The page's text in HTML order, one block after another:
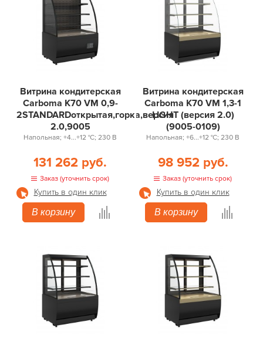
Витрина кондитерская
Carboma K70 VM 0,9-
2STANDARDоткрытая,горка,версия
2.0,9005
Напольная; +4...+12 °С; 230 В
131 262 руб.
Заказ (уточнить срок)
Купить в один клик
В корзину
Витрина кондитерская
Carboma K70 VM 1,3-1
LIGHT (версия 2.0)
(9005-0109)
Напольная; +6...+12 °С; 230 В
98 952 руб.
Заказ (уточнить срок)
Купить в один клик
В корзину